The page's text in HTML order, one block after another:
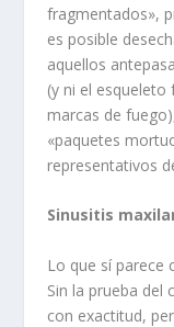
fragmentados»,
es posible
aquellos
(y ni el esqueleto
marcas de
«paquetes
representativos
Sinusitis
Lo que sí parece
Sin la prueba del
con exactitud,